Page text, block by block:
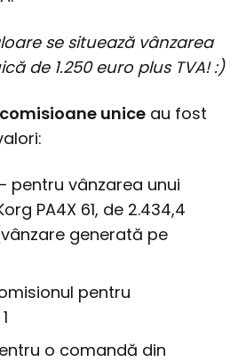
se situează vânzarea
de 1.250 euro plus TVA! :)
unice au fost
pentru vânzarea unui
PA4X 61, de 2.434,4
generată pe
pentru
o comandă din